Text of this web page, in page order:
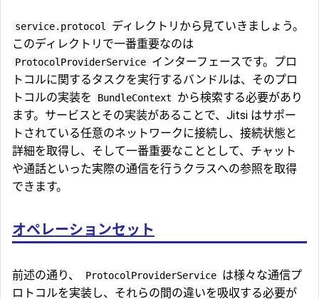
service.protocol
ディレクトリから見ていきましょう。
このディレクトリで一番重要なのは
ProtocolProviderService インターフェースです。プロ
トコルに関するタスクを実行するバンドルは、そのプロ
トコルの実装を
BundleContext
から検索する必要があり
ます。サービスとその実装があることで、Jitsi はサポー
トされている任意のネットワークに接続し、接続状態と
詳細を取得し、そして一番重要なこととして、チャット
や通話といった実際の通信を行うクラスへの参照を取得
できます。
オペレーションセット
前述の通り、 ProtocolProviderService は様々な通信プ
ロトコルを実装し、それらの間の違いを吸収する必要が